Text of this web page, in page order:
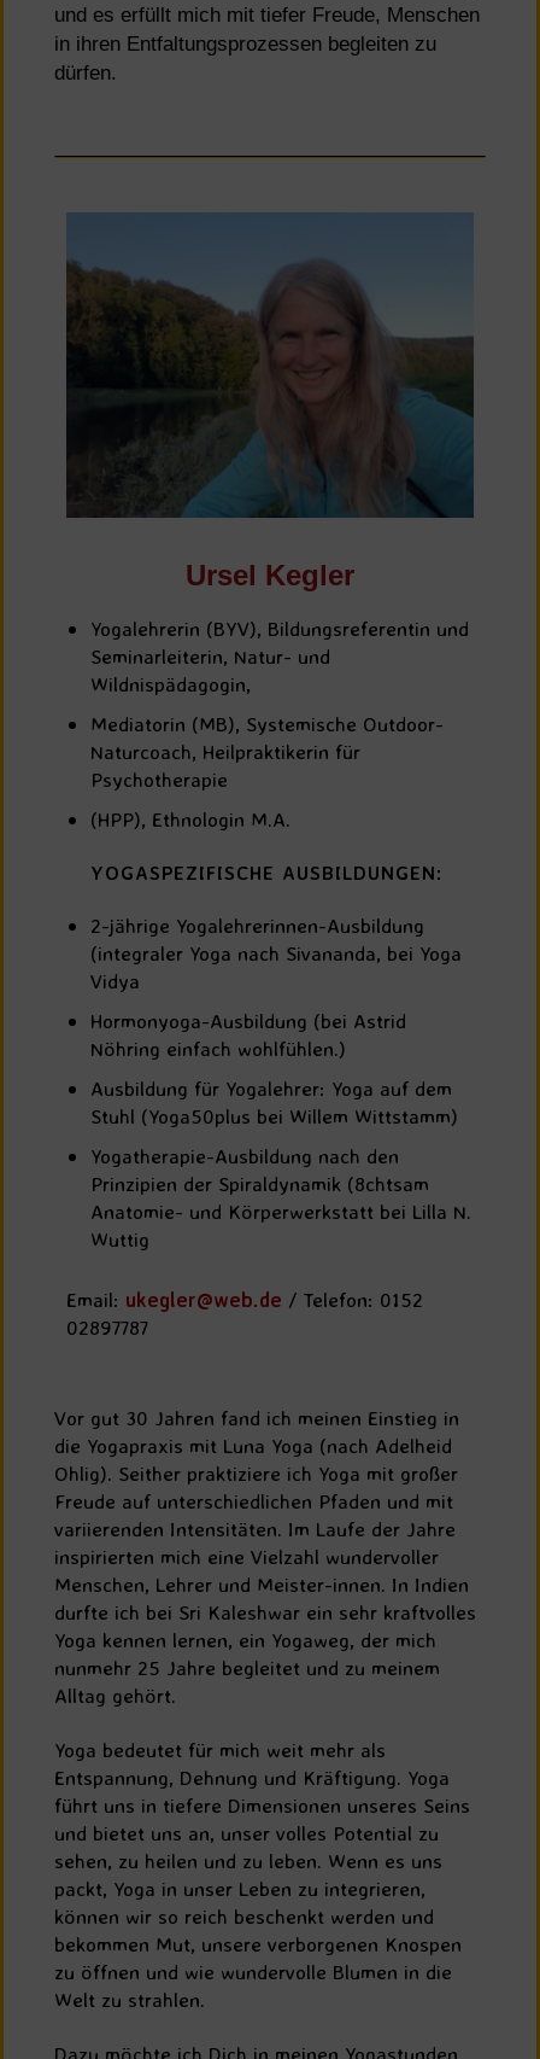
und es erfüllt mich mit tiefer Freude, Menschen
in ihren Entfaltungsprozessen begleiten zu
dürfen.
Ursel Kegler
Yogalehrerin (BYV), Bildungsreferentin und
Seminarleiterin, Natur- und
Wildnispädagogin,
Mediatorin (MB), Systemische Outdoor-
Naturcoach, Heilpraktikerin für
Psychotherapie
(HPP), Ethnologin M.A.
YOGASPEZIFISCHE AUSBILDUNGEN:
2-jährige Yogalehrerinnen-Ausbildung
(integraler Yoga nach Sivananda, bei Yoga
Vidya
Hormonyoga-Ausbildung (bei Astrid
Nöhring einfach wohlfühlen.)
Ausbildung für Yogalehrer: Yoga auf dem
Stuhl (Yoga50plus bei Willem Wittstamm)
Yogatherapie-Ausbildung nach den
Prinzipien der Spiraldynamik (8chtsam
Anatomie- und Körperwerkstatt bei Lilla N.
Wuttig
Email: ukegler@web.de / Telefon: 0152
02897787
Vor gut 30 Jahren fand ich meinen Einstieg in
die Yogapraxis mit Luna Yoga (nach Adelheid
Ohlig). Seither praktiziere ich Yoga mit großer
Freude auf unterschiedlichen Pfaden und mit
variierenden Intensitäten. Im Laufe der Jahre
inspirierten mich eine Vielzahl wundervoller
Menschen, Lehrer und Meister-innen. In Indien
durfte ich bei Sri Kaleshwar ein sehr kraftvolles
Yoga kennen lernen, ein Yogaweg, der mich
nunmehr 25 Jahre begleitet und zu meinem
Alltag gehört.
Yoga bedeutet für mich weit mehr als
Entspannung, Dehnung und Kräftigung. Yoga
führt uns in tiefere Dimensionen unseres Seins
und bietet uns an, unser volles Potential zu
sehen, zu heilen und zu leben. Wenn es uns
packt, Yoga in unser Leben zu integrieren,
können wir so reich beschenkt werden und
bekommen Mut, unsere verborgenen Knospen
zu öffnen und wie wundervolle Blumen in die
Welt zu strahlen.